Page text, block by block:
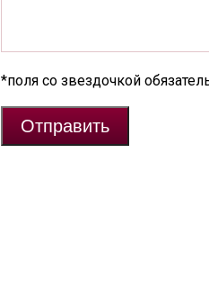
*поля со звездочкой
Отправить